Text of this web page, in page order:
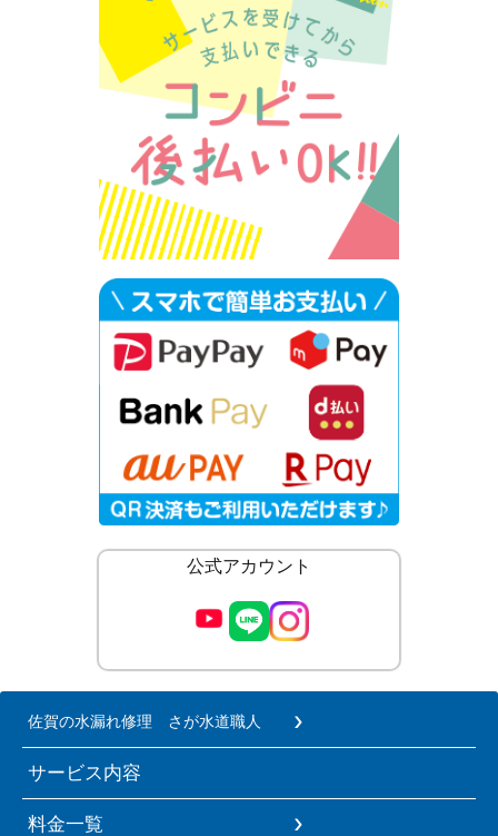
公式アカウント
佐賀の水漏れ修理 さが水道職人
サービス内容
料金一覧